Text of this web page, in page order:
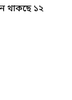
থাকছে ১২